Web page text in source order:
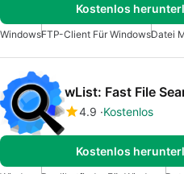
Kostenlos
WindowsFTP-Client Für WindowsDatei
wList: Fast File
4.9 Kostenlos
Kostenlos